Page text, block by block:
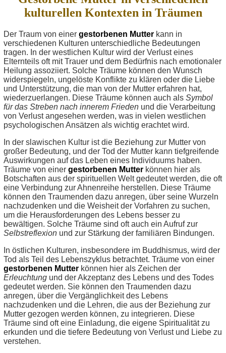
kulturellen Kontexten in Träumen
Der Traum von einer gestorbenen Mutter kann in
verschiedenen Kulturen unterschiedliche Bedeutungen
tragen. In der westlichen Kultur wird der Verlust eines
Elternteils oft mit Trauer und dem Bedürfnis nach emotionaler
Heilung assoziiert. Solche Träume können den Wunsch
widerspiegeln, ungelöste Konflikte zu klären oder die Liebe
und Unterstützung, die man von der Mutter erfahren hat,
wiederzuerlangen. Diese Träume können auch als Symbol
für das Streben nach innerem Frieden und die Verarbeitung
von Verlust angesehen werden, was in vielen westlichen
psychologischen Ansätzen als wichtig erachtet wird.
In der slawischen Kultur ist die Beziehung zur Mutter von
großer Bedeutung, und der Tod der Mutter kann tiefgreifende
Auswirkungen auf das Leben eines Individuums haben.
Träume von einer gestorbenen Mutter können hier als
Botschaften aus der spirituellen Welt gedeutet werden, die oft
eine Verbindung zur Ahnenreihe herstellen. Diese Träume
können den Traumenden dazu anregen, über seine Wurzeln
nachzudenken und die Weisheit der Vorfahren zu suchen,
um die Herausforderungen des Lebens besser zu
bewältigen. Solche Träume sind oft auch ein Aufruf zur
Selbstreflexion und zur Stärkung der familiären Bindungen.
In östlichen Kulturen, insbesondere im Buddhismus, wird der
Tod als Teil des Lebenszyklus betrachtet. Träume von einer
gestorbenen Mutter können hier als Zeichen der
Erleuchtung und der Akzeptanz des Lebens und des Todes
gedeutet werden. Sie können den Traumenden dazu
anregen, über die Vergänglichkeit des Lebens
nachzudenken und die Lehren, die aus der Beziehung zur
Mutter gezogen werden können, zu integrieren. Diese
Träume sind oft eine Einladung, die eigene Spiritualität zu
erkunden und die tiefere Bedeutung von Verlust und Liebe zu
verstehen.